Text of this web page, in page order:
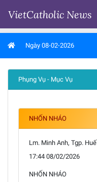
VietCatholic News
Ngày 08-02-2026
Phụng Vụ - Mục Vụ
NHỐN NHÁO
Lm. Minh Anh, Tgp. Huế
17:44 08/02/2026
NHỐN NHÁO